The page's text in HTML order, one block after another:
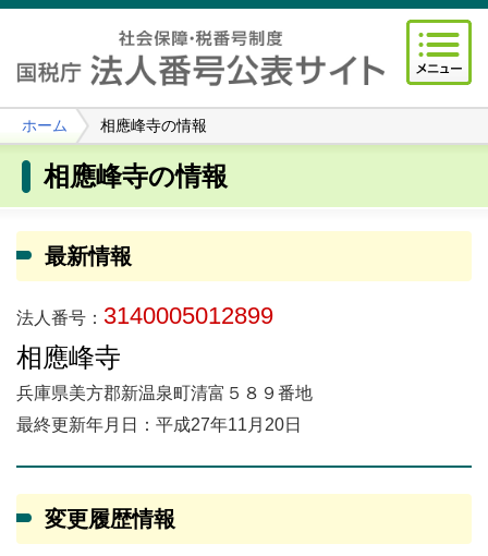
ホーム 相應峰寺の情報
相應峰寺の情報
最新情報
法人番号： 3140005012899
相應峰寺
兵庫県美方郡新温泉町清富５８９番地
最終更新年月日：平成27年11月20日
変更履歴情報